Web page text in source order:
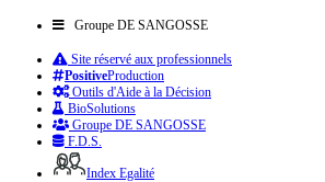
Groupe DE SANGOSSE
Site réservé aux professionnels
PositiveProduction
Outils d'Aide à la Décision
BioSolutions
Groupe DE SANGOSSE
F.D.S.
Index Egalité